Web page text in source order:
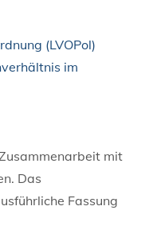
(LVOPol)
im
mit
Das
Fassung